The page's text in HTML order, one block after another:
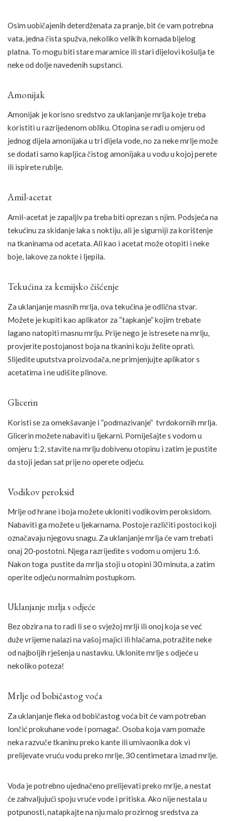
Osim uobičajenih deterdženata za pranje, bit će vam potrebna
vata, jedna čista spužva, nekoliko velikih komada bijelog
platna. To mogu biti stare maramice ili stari dijelovi košulja te
neke od dolje navedenih supstanci.
Amonijak
Amonijak je korisno sredstvo za uklanjanje mrlja koje treba
koristiti u razrijeđenom obliku. Otopina se radi u omjeru od
jednog dijela amonijaka u tri dijela vode, no za neke mrlje može
se dodati samo kapljica čistog amonijaka u vodu u kojoj perete
ili ispirete rublje.
Amil-acetat
Amil-acetat je zapaljiv pa treba biti oprezan s njim. Podsjeća na
tekućinu za skidanje laka s noktiju, ali je sigurniji za korištenje
na tkaninama od acetata. Ali kao i acetat može otopiti i neke
boje, lakove za nokte i ljepila.
Tekućina za kemijsko čišćenje
Za uklanjanje masnih mrlja, ova tekućina je odlična stvar.
Možete je kupiti kao aplikator za “tapkanje” kojim trebate
lagano natopiti masnu mrlju. Prije nego je istresete na mrlju,
provjerite postojanost boja na tkanini koju želite oprati.
Slijedite uputstva proizvođača, ne primjenjujte aplikator s
acetatima i ne udišite plinove.
Glicerin
Koristi se za omekšavanje i “podmazivanje” tvrdokornih mrlja.
Glicerin možete nabaviti u ljekarni. Pomiješajte s vodom u
omjeru 1:2, stavite na mrlju dobivenu otopinu i zatim je pustite
da stoji jedan sat prije no operete odjeću.
Vodikov peroksid
Mrlje od hrane i boja možete ukloniti vodikovim peroksidom.
Nabaviti ga možete u ljekarnama. Postoje različiti postoci koji
označavaju njegovu snagu. Za uklanjanje mrlja će vam trebati
onaj 20-postotni. Njega razrijedite s vodom u omjeru 1:6.
Nakon toga pustite da mrlja stoji u otopini 30 minuta, a zatim
operite odjeću normalnim postupkom.
Uklanjanje mrlja s odjeće
Bez obzira na to radi li se o svježoj mrlji ili onoj koja se već
duže vrijeme nalazi na vašoj majici ili hlačama, potražite neke
od najboljih rješenja u nastavku. Uklonite mrlje s odjeće u
nekoliko poteza!
Mrlje od bobičastog voća
Za uklanjanje fleka od bobičastog voća bit će vam potreban
lončić prokuhane vode i pomagač. Osoba koja vam pomaže
neka razvuče tkaninu preko kante ili umivaonika dok vi
prelijevate vruću vodu preko mrlje, 30 centimetara iznad mrlje.
Voda je potrebno ujednačeno prelijevati preko mrlje, a nestat
će zahvaljujući spoju vruće vode i pritiska. Ako nije nestala u
potpunosti, natapkajte na nju malo prozirnog sredstva za